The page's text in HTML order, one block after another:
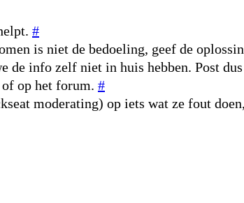
#
is niet de bedoeling, geef de
de info zelf niet in huis hebben. Post
op het forum. #
moderating) op iets wat ze fout